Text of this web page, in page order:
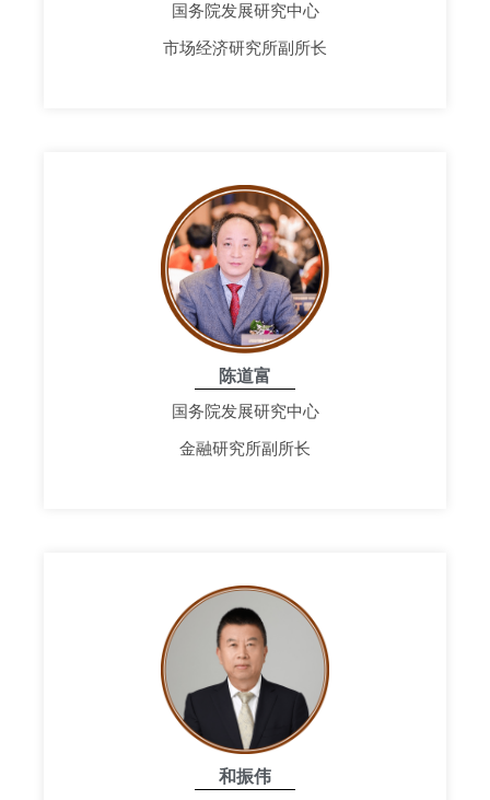
国务院发展研究中心
市场经济研究所副所长
陈道富
国务院发展研究中心
金融研究所副所长
和振伟